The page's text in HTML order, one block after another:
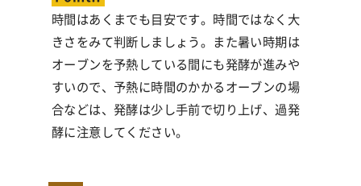
時間はあくまでも目安です。時間ではなく大
きさをみて判断しましょう。また暑い時期は
オーブンを予熱している間にも発酵が進みや
すいので、予熱に時間のかかるオーブンの場
合などは、発酵は少し手前で切り上げ、過発
酵に注意してください。